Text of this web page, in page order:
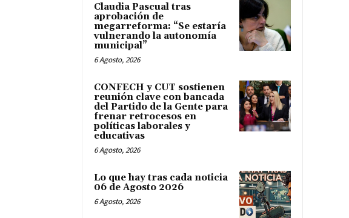
Claudia Pascual tras
aprobación de
megarreforma: “Se estaría
vulnerando la autonomía
municipal”
6 Agosto, 2026
CONFECH y CUT sostienen
reunión clave con bancada
del Partido de la Gente para
frenar retrocesos en
políticas laborales y
educativas
6 Agosto, 2026
Lo que hay tras cada noticia
06 de Agosto 2026
6 Agosto, 2026